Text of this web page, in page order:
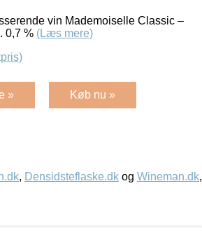
vin Mademoiselle Classic –
0,7 % (Læs mere)
» Køb nu »
, Densidsteflaske.dk og Wineman.dk,